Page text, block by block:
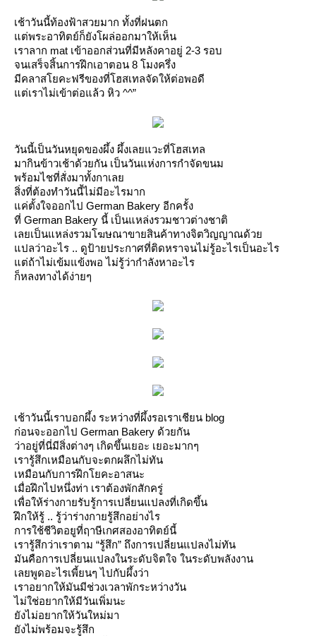
เช้าวันนี้ท้องฟ้าสวยมาก ทั้งที่ฝนตก
ต่พระอาทิตย์ก็ยังโผล่ออกมาให้เห็น
เราลาก mat เข้าออกส่วนที่มีหลังคาอยู่ 2-3 รอบ
จนเสร็จสิ้นการฝึกเอาตอน 8 โมงครึ่ง
มีคลาสโยคะฟรีของที่โฮสเทลจัดให้ต่อพอดี
ต่เราไม่เข้าต่อแล้ว หิว ^^”
วันนี้เป็นวันหยุดของผึ้ง ผึ้งเลยแวะที่โฮสเทล
มากินข้าวเช้าด้วยกัน เป็นวันแห่งการกำจัดขนม
พร้อมไชที่สั่งมาทั้งกาเล
สิ่งที่ต้องทำวันนี้ไม่มีอะไรมาก
ค่ตั้งใจออกไป German Bakery อีกครั้ง
ที่ German Bakery นี้ เป็นแหล่งรวมชาวต่างชาติ
เลยเป็นแหล่งรวมโฆษณาขายสินค้าทางจิตวิญญาณด้ว
ปลว่าอะไร .. ดูป้ายประกาศที่ติดหราจนไม่รู้อะไรเป็นอะไร
ต่ถ้าไม่เข้มแข้งพอ ไม่รู้ว่ากำลังหาอะไร
ก็หลงทางได้ง่ายๆ
เช้าวันนี้เราบอกผึ้ง ระหว่างที่ผึ้งรอเราเชียน blog
ก่อนจะออกไป German Bakery ด้วยกัน
ว่าอยู่ที่นี่มีสิ่งต่างๆ เกิดขึ้นเยอะ เยอะมากๆ
เรารู้สึกเหมือนกับจะตกผลึกไม่ทัน
เหมือนกับการฝึกโยคะอาสนะ
เมื่อฝึกไปหนึ่งท่า เราต้องพักสักครู่
เพื่อให้ร่างกายรับรู้การเปลี่ยนแปลงที่เกิดขึ้น
ฝึกให้รู้ .. รู้ว่าร่างกายรู้สึกอย่างไร
การใช้ชีวิตอยูที่ฤาษีเกศสองอาทิตย์นี้
เรารู้สึกว่าเราตาม “รู้สึก” ถึงการเปลี่ยนแปลงไม่ทัน
มันคือการเปลี่ยนแปลงในระดับจิตใจ ในระดับพลังงาน
เลยพูดอะไรเพี้ยนๆ ไปกับผึ้งว่า
เราอยากให้มันมีช่วงเวลาพักระหว่างวัน
ไม่ใช่อยากให้มีวันเพิ่มนะ
ังไม่อยากให้วันใหม่มา
ังไม่พร้อมจะรู้สึก